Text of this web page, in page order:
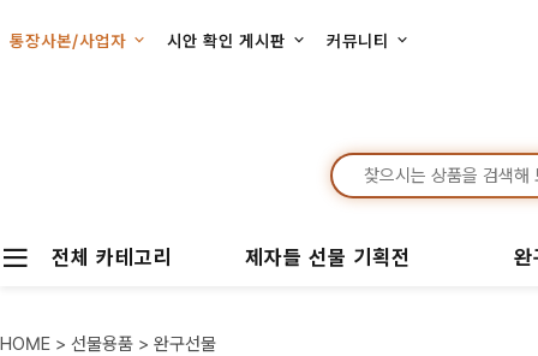
통장사본/사업자 시안 확인 게시판 커뮤니티
전체 카테고리 제자들 선물 기획전
HOME > 선물용품 > 완구선물